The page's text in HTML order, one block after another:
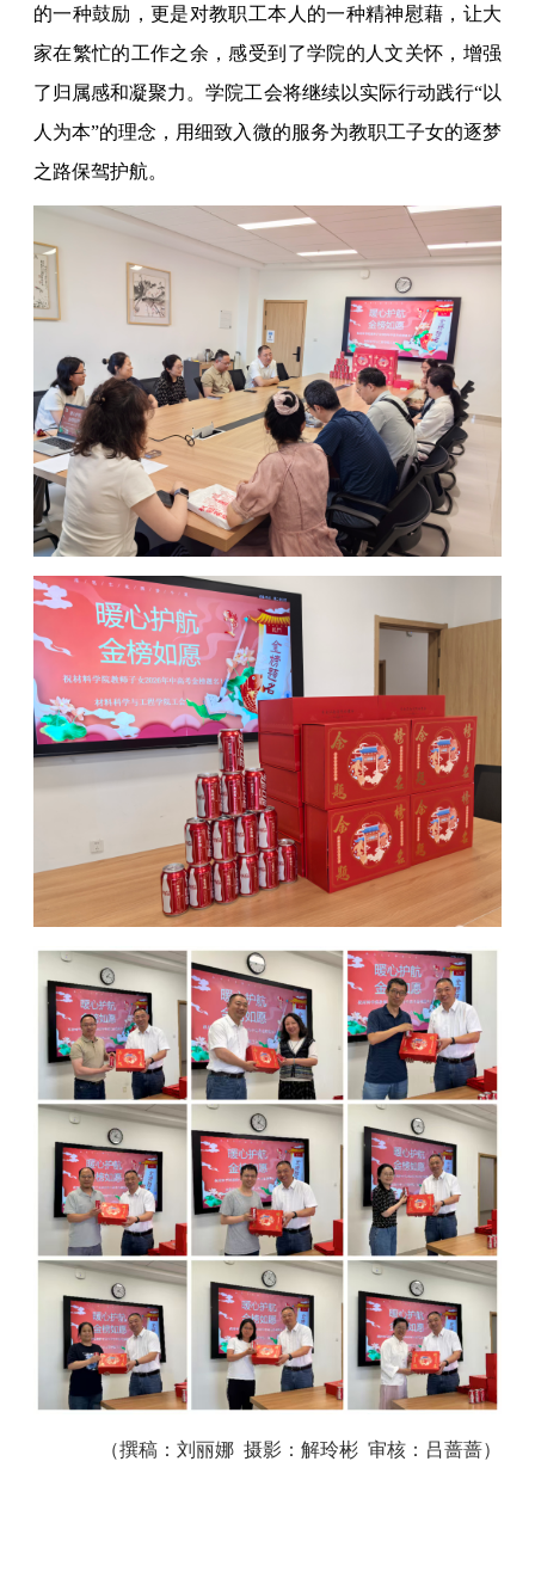
的一种鼓励，更是对教职工本人的一种精神慰藉，让大
家在繁忙的工作之余，感受到了学院的人文关怀，增强
了归属感和凝聚力。学院工会将继续以实际行动践行“以
人为本”的理念，用细致入微的服务为教职工子女的逐梦
之路保驾护航。
（撰稿：刘丽娜 摄影：解玲彬 审核：吕蔷蔷）